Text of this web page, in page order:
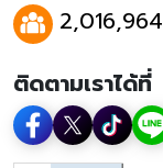
2,016,964
ติดตามเราได้ที่